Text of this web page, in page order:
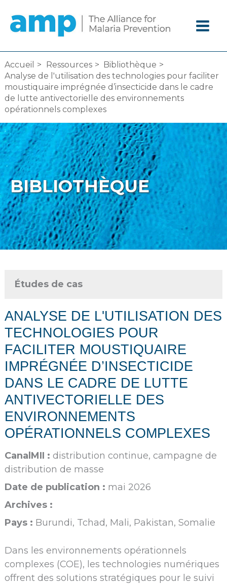
contenu
Accueil Ressources
Bibliothèque
Analyse de l'utilisation des technologies pour faciliter
moustiquaire imprégnée d’insecticide dans le cadre
de lutte antivectorielle des environnements
opérationnels complexes
BIBLIOTHÈQUE
Études de cas
ANALYSE DE L'UTILISATION DES
TECHNOLOGIES POUR
FACILITER MOUSTIQUAIRE
IMPRÉGNÉE D’INSECTICIDE
DANS LE CADRE DE LUTTE
ANTIVECTORIELLE DES
ENVIRONNEMENTS
OPÉRATIONNELS COMPLEXES
CanalMII : distribution continue, campagne de
distribution de masse
Date de publication : mai 2026
Archives :
Pays : Burundi, Tchad, Mali, Pakistan, Somalie
Dans les environnements opérationnels
complexes (COE), les technologies numériques
offrent des solutions stratégiques pour le suivi